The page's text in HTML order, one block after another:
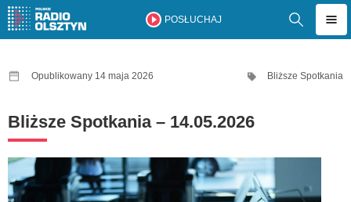
POSŁUCHAJ
Opublikowany 14 maja 2026 Bliższe Spotkania
Bliższe Spotkania – 14.05.2026